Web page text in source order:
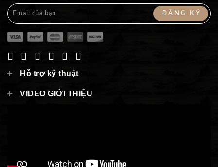
ĐĂNG KÝ
Hỗ trợ kỹ thuật
VIDEO GIỚI THIỆU